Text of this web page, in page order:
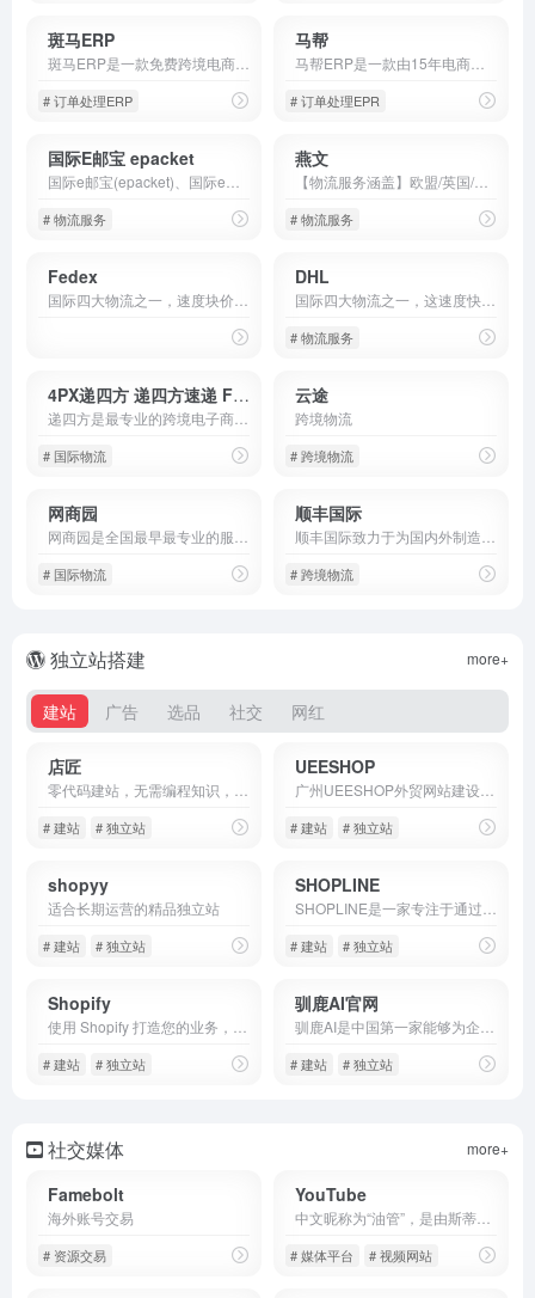
斑马ERP
# 订单处理ERP
马帮
# 订单处理EPR
国际E邮宝 epacket
# 物流服务
燕文
【物流服务涵盖】欧盟/英国/美国/加拿大/澳洲
# 物流服务
Fedex DHL
# 物流服务
4PX递四方 递四方速递 For Perfect X
# 国际物流
云途
跨境物流
# 跨境物流
网商园
# 国际物流
顺丰国际
# 跨境物流
独立站搭建
建站 广告 选品 社交 网红
more+
店匠
# 建站 # 独立站
UEESHOP
# 建站 # 独立站
shopyy
适合长期运营的精品独立站
# 建站 # 独立站
SHOPLINE
# 建站 # 独立站
Shopify
# 建站 # 独立站
驯鹿AI官网
# 建站 # 独立站
社交媒体 more+
Famebolt
海外账号交易
# 资源交易
YouTube
# 媒体平台 # 视频网站